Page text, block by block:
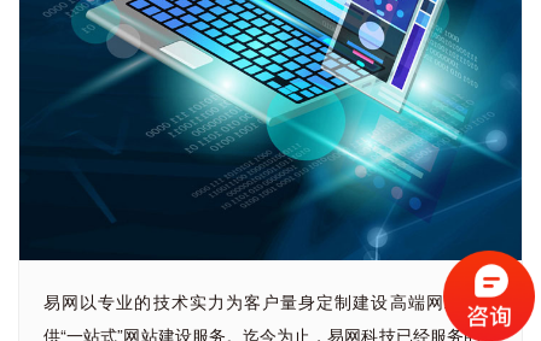
易网以专业的技术实力为客户量身定制建设高端网站，提
供“一站式”网站建设服务。迄今为止，易网科技已经服务的公